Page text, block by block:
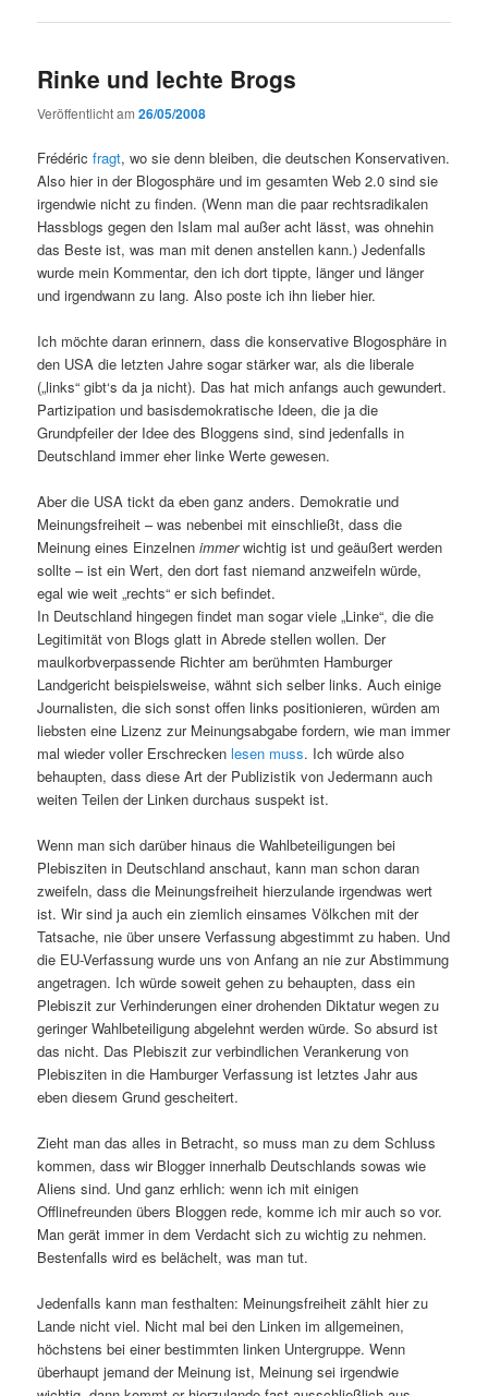
Rinke und lechte Brogs
Veröffentlicht am26/05/2008
Frédéricfragt, wo sie denn bleiben, die deutschen Konservativen.
Also hier in der Blogosphäre und im gesamten Web 2.0 sind sie
irgendwie nicht zu finden. (Wenn man die paar rechtsradikalen
Hassblogs gegen den Islam mal außer acht lässt, was ohnehin
das Beste ist, was man mit denen anstellen kann.) Jedenfalls
wurde mein Kommentar, den ich dort tippte, länger und länger
und irgendwann zu lang. Also poste ich ihn lieber hier.
Ich möchte daran erinnern, dass die konservative Blogosphäre in
den USA die letzten Jahre sogar stärker war, als die liberale
(„links“ gibt‘s da ja nicht). Das hat mich anfangs auch gewundert.
Partizipation und basisdemokratische Ideen, die ja die
Grundpfeiler der Idee des Bloggens sind, sind jedenfalls in
Deutschland immer eher linke Werte gewesen.
Aber die USA tickt da eben ganz anders. Demokratie und
Meinungsfreiheit – was nebenbei mit einschließt, dass die
Meinung eines Einzelnenimmerwichtig ist und geäußert werden
sollte – ist ein Wert, den dort fast niemand anzweifeln würde,
egal wie weit „rechts“ er sich befindet.
In Deutschland hingegen findet man sogar viele „Linke“, die die
Legitimität von Blogs glatt in Abrede stellen wollen. Der
maulkorbverpassende Richter am berühmten Hamburger
Landgericht beispielsweise, wähnt sich selber links. Auch einige
Journalisten, die sich sonst offen links positionieren, würden am
liebsten eine Lizenz zur Meinungsabgabe fordern, wie man immer
mal wieder voller Erschreckenlesen muss. Ich würde also
behaupten, dass diese Art der Publizistik von Jedermann auch
weiten Teilen der Linken durchaus suspekt ist.
Wenn man sich darüber hinaus die Wahlbeteiligungen bei
Plebisziten in Deutschland anschaut, kann man schon daran
zweifeln, dass die Meinungsfreiheit hierzulande irgendwas wert
ist. Wir sind ja auch ein ziemlich einsames Völkchen mit der
Tatsache, nie über unsere Verfassung abgestimmt zu haben. Und
die EU-Verfassung wurde uns von Anfang an nie zur Abstimmung
angetragen. Ich würde soweit gehen zu behaupten, dass ein
Plebiszit zur Verhinderungen einer drohenden Diktatur wegen zu
geringer Wahlbeteiligung abgelehnt werden würde. So absurd ist
das nicht. Das Plebiszit zur verbindlichen Verankerung von
Plebisziten in die Hamburger Verfassung ist letztes Jahr aus
eben diesem Grund gescheitert.
Zieht man das alles in Betracht, so muss man zu dem Schluss
kommen, dass wir Blogger innerhalb Deutschlands sowas wie
Aliens sind. Und ganz erhlich: wenn ich mit einigen
Offlinefreunden übers Bloggen rede, komme ich mir auch so vor.
Man gerät immer in dem Verdacht sich zu wichtig zu nehmen.
Bestenfalls wird es belächelt, was man tut.
Jedenfalls kann man festhalten: Meinungsfreiheit zählt hier zu
Lande nicht viel. Nicht mal bei den Linken im allgemeinen,
höchstens bei einer bestimmten linken Untergruppe. Wenn
überhaupt jemand der Meinung ist, Meinung sei irgendwie